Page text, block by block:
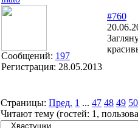
Сообщений: 197
Регистрация: 28.05.2013
#760
Страницы: Пред. 1 ... 47 48 49 50
Читают тему (гостей: 1 ,